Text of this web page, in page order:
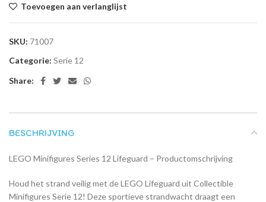
Toevoegen aan verlanglijst
SKU: 71007
Categorie: Serie 12
Share:
BESCHRIJVING
LEGO Minifigures Series 12 Lifeguard – Productomschrijving
Houd het strand veilig met de LEGO Lifeguard uit Collectible
Minifigures Serie 12! Deze sportieve strandwacht draagt een